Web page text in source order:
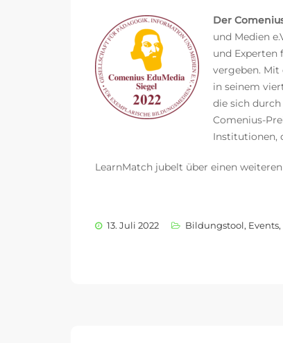
Der
und Medien
und
vergeben. Mit
in seinem
die sich
Comenius-
Institutionen,
LearnMatch jubelt über einen
13. Juli 2022 Bildungstool, Events,